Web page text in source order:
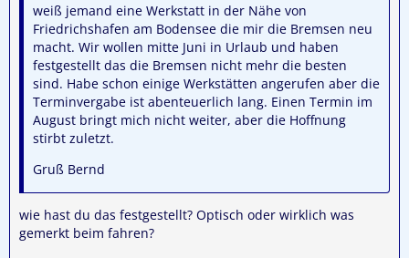
weiß jemand eine Werkstatt in der Nähe von
Friedrichshafen am Bodensee die mir die Bremsen neu
macht. Wir wollen mitte Juni in Urlaub und haben
festgestellt das die Bremsen nicht mehr die besten
sind. Habe schon einige Werkstätten angerufen aber die
Terminvergabe ist abenteuerlich lang. Einen Termin im
August bringt mich nicht weiter, aber die Hoffnung
stirbt zuletzt.
Gruß Bernd
wie hast du das festgestellt? Optisch oder wirklich was
gemerkt beim fahren?